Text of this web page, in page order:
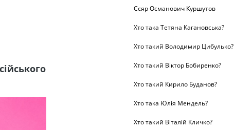
Сєяр Османович Куршутов
Хто така Тетяна Кагановська?
Хто такий Володимир Цибулько?
Хто такий Віктор Бобиренко?
Хто такий Кирило Буданов?
Хто така Юлія Мендель?
Хто такий Віталій Кличко?